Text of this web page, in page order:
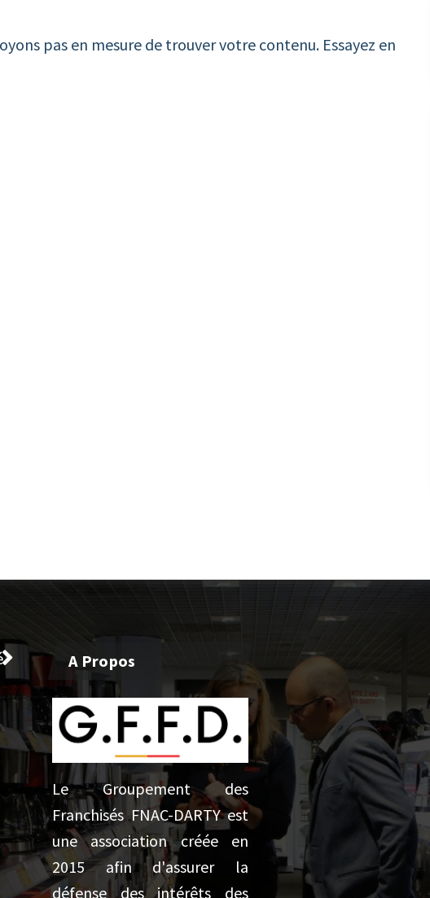
pas en mesure de trouver votre contenu. Essayez en
A Propos
Le Groupement des
Franchisés FNAC-DARTY est
une association créée en
2015 afin d'assurer la
défense des intérêts des